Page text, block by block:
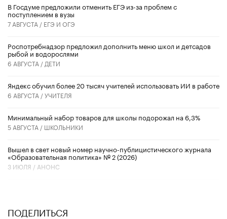
В Госдуме предложили отменить ЕГЭ из-за проблем с
поступлением в вузы
7 АВГУСТА / ЕГЭ И ОГЭ
Роспотребнадзор предложил дополнить меню школ и детсадов
рыбой и водорослями
6 АВГУСТА / ДЕТИ
​Яндекс обучил более 20 тысяч учителей использовать ИИ в работе
6 АВГУСТА /УЧИТЕЛЯ
Минимальный набор товаров для школы подорожал на 6,3%
5 АВГУСТА / ШКОЛЬНИКИ
Вышел в свет новый номер научно-публицистического журнала
«Образовательная политика» № 2 (2026)
3 ИЮЛЯ / АНОНС
ПОДЕЛИТЬСЯ